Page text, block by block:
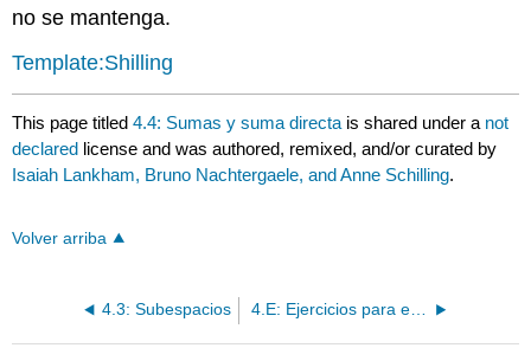
no se mantenga.
Template:Shilling
This page titled4.4: Sumas y suma directa is shared under a not
declared license and was authored, remixed, and/or curated by
Isaiah Lankham, Bruno Nachtergaele, and Anne Schilling.
Volver arriba
4.3: Subespacios 4.E: Ejercicios para el Capítulo 4